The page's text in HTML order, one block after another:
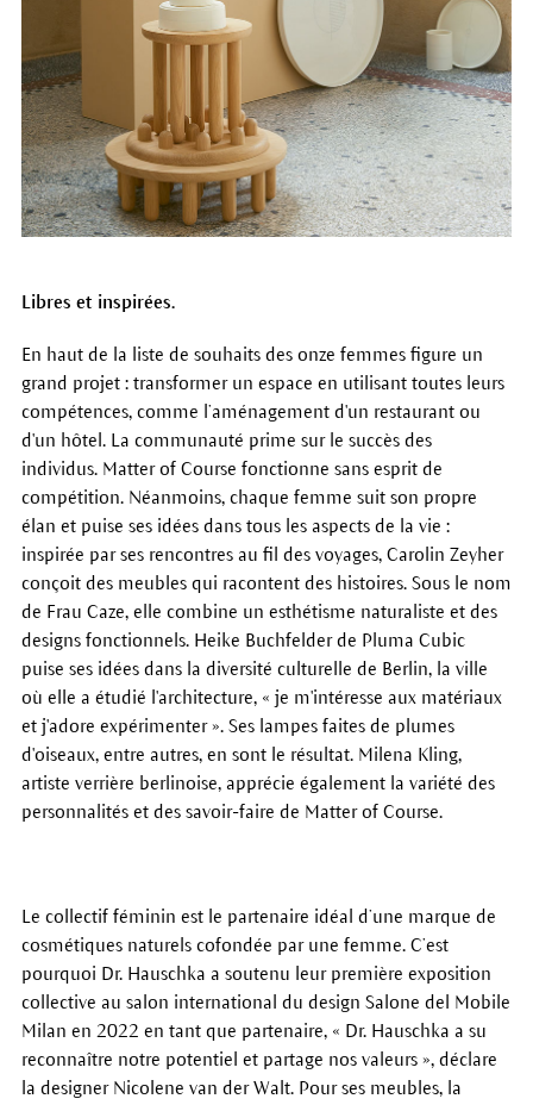
Libres et inspirées.
En haut de la liste de souhaits des onze femmes figure un
grand projet : transformer un espace en utilisant toutes leurs
compétences, comme l’aménagement d'un restaurant ou
d'un hôtel. La communauté prime sur le succès des
individus. Matter of Course fonctionne sans esprit de
compétition. Néanmoins, chaque femme suit son propre
élan et puise ses idées dans tous les aspects de la vie :
inspirée par ses rencontres au fil des voyages, Carolin Zeyher
conçoit des meubles qui racontent des histoires. Sous le nom
de Frau Caze, elle combine un esthétisme naturaliste et des
designs fonctionnels. Heike Buchfelder de Pluma Cubic
puise ses idées dans la diversité culturelle de Berlin, la ville
où elle a étudié l'architecture, « je m'intéresse aux matériaux
et j'adore expérimenter ». Ses lampes faites de plumes
d'oiseaux, entre autres, en sont le résultat. Milena Kling,
artiste verrière berlinoise, apprécie également la variété des
personnalités et des savoir-faire de Matter of Course.
Le collectif féminin est le partenaire idéal d’une marque de
cosmétiques naturels cofondée par une femme. C’est
pourquoi Dr. Hauschka a soutenu leur première exposition
collective au salon international du design Salone del Mobile
Milan en 2022 en tant que partenaire, « Dr. Hauschka a su
reconnaître notre potentiel et partage nos valeurs », déclare
la designer Nicolene van der Walt. Pour ses meubles, la